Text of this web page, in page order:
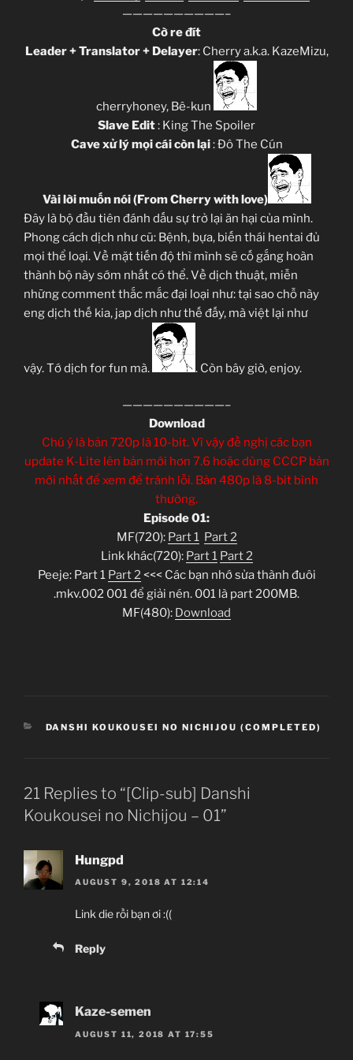
——————————–
Cờ re đít
Leader + Translator + Delayer: Cherry a.k.a. KazeMizu,
cherryhoney, Bê-kun
Slave Edit: King The Spoiler
Cave xử lý mọi cái còn lại: Đô The Cún
Vài lời muốn nói (From Cherry with love)
Đây là bộ đầu tiên đánh dấu sự trở lại ăn hại của mình.
Phong cách dịch như cũ: Bệnh, bựa, biến thái hentai đủ
mọi thể loại. Về mặt tiến độ thì mình sẽ cố gắng hoàn
thành bộ này sớm nhất có thể. Về dịch thuật, miễn
những comment thắc mắc đại loại như: tại sao chỗ này
eng dịch thế kia, jap dịch như thế đấy, mà việt lại như
vậy. Tớ dịch for fun mà. . Còn bây giờ, enjoy.
——————————–
Download
Chú ý là bản 720p là 10-bit. Vì vậy đề nghị các bạn
update K-Lite lên bản mới hơn 7.6 hoặc dùng CCCP bản
mới nhất để xem để tránh lỗi. Bản 480p là 8-bit bình
thường.
Episode 01:
MF(720): Part 1 Part 2
Link khác(720): Part 1 Part 2
Peeje: Part 1 Part 2 <<< Các bạn nhớ sửa thành đuôi
.mkv.002 001 để giải nén. 001 là part 200MB.
MF(480): Download
CATEGORIES
DANSHI KOUKOUSEI NO NICHIJOU (COMPLETED)
21 Replies to “[Clip-sub] Danshi
Koukousei no Nichijou – 01”
Hungpd
AUGUST 9, 2018 AT 12:14
Link die rồi bạn ơi :((
Reply
Kaze-semen
AUGUST 11, 2018 AT 17:55